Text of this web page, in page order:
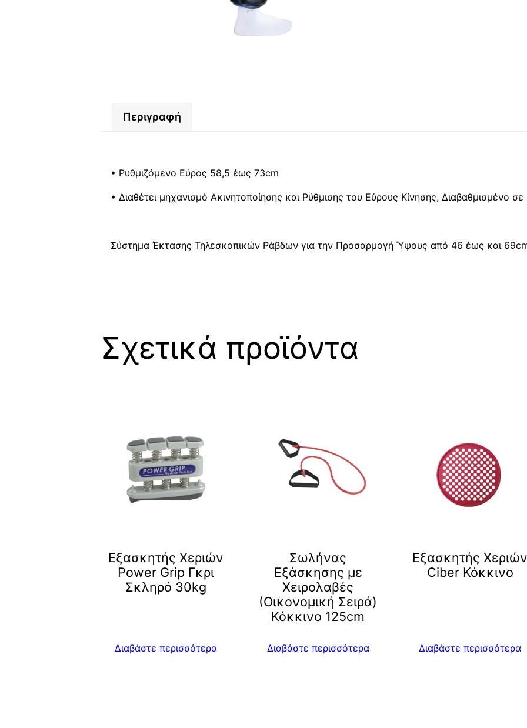
Περιγραφή
• Ρυθμιζόμενο Εύρος 58,5 έως 73cm
• Διαθέτει μηχανισμό Ακινητοποίησης και Ρύθμισης του Εύρους Κίνησης, Διαβαθμισμένο
Σύστημα Έκτασης Τηλεσκοπικών Ράβδων για την Προσαρμογή Ύψους από 46 έως και
Σχετικά προϊόντα
Εξασκητής Χεριών
Power Grip Γκρι
Σκληρό 30kg
Διαβάστε περισσότερα
Σωλήνας
Εξάσκησης με
Χειρολαβές
(Οικονομική Σειρά)
Κόκκινο 125cm
Διαβάστε περισσότερα
Eξασκητής
Ciber Κόκκινο
Διαβάστε περισσότερα